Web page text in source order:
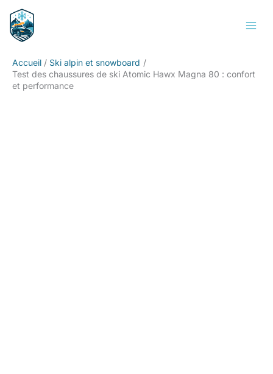
contenu
Accueil
Ski alpin et snowboard
Test des chaussures de ski Atomic Hawx Magna 80 : confort
et performance
Rechercher